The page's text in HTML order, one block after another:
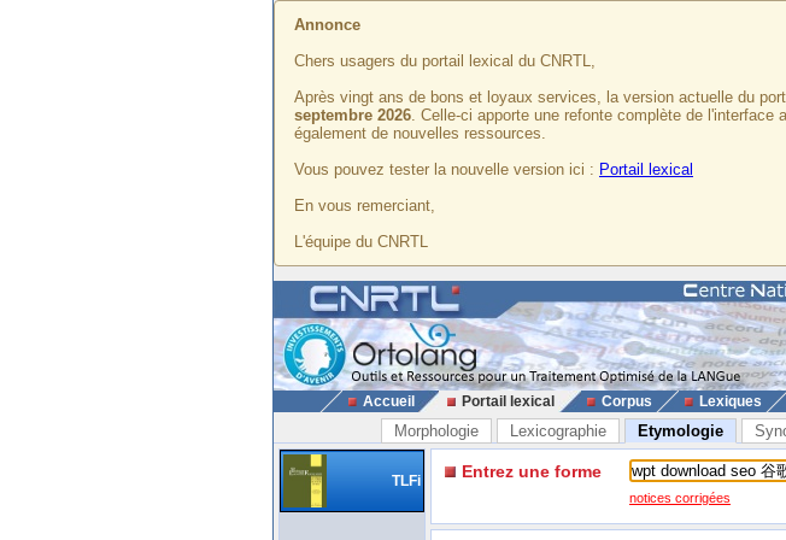
Annonce
Chers usagers du portail lexical du CNRTL,
Après vingt ans de bons et loyaux services, la version actuelle du
septembre 2026. Celle-ci apporte une refonte complète de
également de nouvelles ressources.
Vous pouvez tester la nouvelle version ici : Portail lexical
En vous remerciant,
L'équipe du CNRTL
Accueil Portail lexical Corpus Lexiques
Morphologie Lexicographie Etymologie
TLFi Entrez une forme
notices corrigées